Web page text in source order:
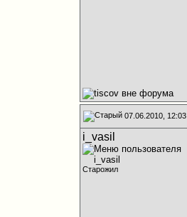
07.06.2010, 12:03
i_vasil
Старожил